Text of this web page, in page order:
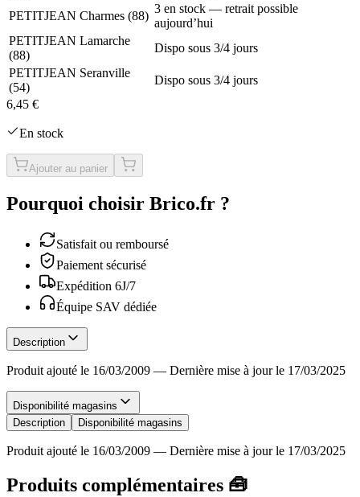
PETITJEAN Charmes (88)
3 en stock — retrait possible
aujourd’hui
PETITJEAN Lamarche
(88)
Dispo sous 3/4 jours
PETITJEAN Seranville
(54)
Dispo sous 3/4 jours
6,45 €
En stock
Ajouter au panier
Pourquoi choisir Brico.fr ?
Satisfait ou remboursé
Paiement sécurisé
Expédition 6J/7
Équipe SAV dédiée
Description
Produit ajouté le 16/03/2009 — Dernière mise à jour le 17/03/2025
Disponibilité magasins
Description
Disponibilité magasins
Produit ajouté le 16/03/2009 — Dernière mise à jour le 17/03/2025
Produits complémentaires 🧰